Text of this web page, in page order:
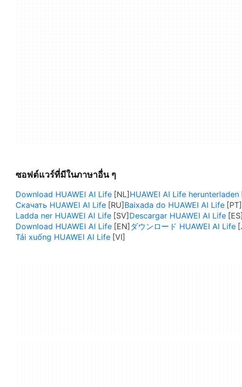
ซอฟต์แวร์ที่มีในภาษาอื่น ๆ
Download HUAWEI AI Life
HUAWEI AI Life herunterladen
Скачать HUAWEI AI Life
Baixada do HUAWEI AI Life
Ladda ner HUAWEI AI Life
Descargar HUAWEI AI Life
Download HUAWEI AI Life
ダウンロード HUAWEI AI Life
Tải xuống HUAWEI AI Life